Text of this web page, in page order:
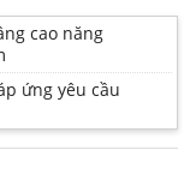
cao năng
ứng yêu cầu